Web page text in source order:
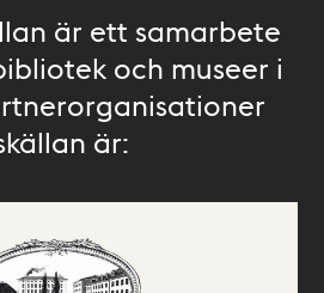
är ett samarbete
och museer i
är: